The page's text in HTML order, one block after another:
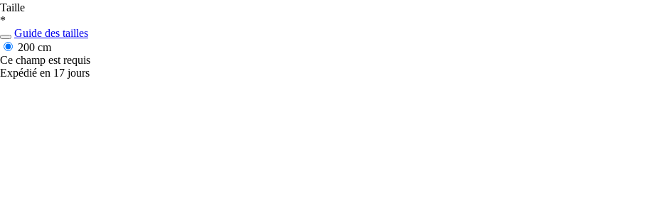
Taille
*
Guide des tailles
200 cm
Ce champ est requis
Expédié en 17 jours